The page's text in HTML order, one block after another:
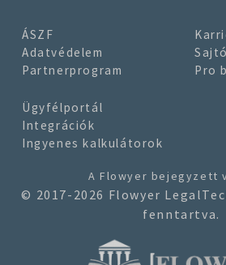
ÁSZF
Adatvédelem
Partnerprogram
Sajtó
Pro
Ügyfélportál
Integrációk
Ingyenes kalkulátorok
A Flowyer bejegyzett
© 2017-2026 Flowyer
fenntartva.